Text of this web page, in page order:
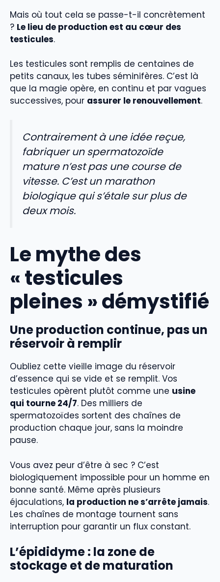
Mais où tout cela se passe-t-il concrètement
? Le lieu de production est au cœur des
testicules.
Les testicules sont remplis de centaines de
petits canaux, les tubes séminifères. C’est là
que la magie opère, en continu et par vagues
successives, pour assurer le renouvellement.
Contrairement à une idée reçue,
fabriquer un spermatozoïde
mature n’est pas une course de
vitesse. C’est un marathon
biologique qui s’étale sur plus de
deux mois.
Le mythe des
« testicules
pleines » démystifié
Une production continue, pas un
réservoir à remplir
Oubliez cette vieille image du réservoir
d’essence qui se vide et se remplit. Vos
testicules opèrent plutôt comme une usine
qui tourne 24/7. Des milliers de
spermatozoïdes sortent des chaînes de
production chaque jour, sans la moindre
pause.
Vous avez peur d’être à sec ? C’est
biologiquement impossible pour un homme en
bonne santé. Même après plusieurs
éjaculations, la production ne s’arrête jamais.
Les chaînes de montage tournent sans
interruption pour garantir un flux constant.
L’épididyme : la zone de
stockage et de maturation